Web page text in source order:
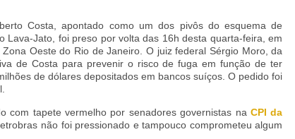
Costa, apontado como um dos pivôs do esquema de
Jato, foi preso por volta das 16h desta quarta-feira, em
Oeste do Rio de Janeiro. O juiz federal Sérgio Moro, da
de Costa para prevenir o risco de fuga em função de ter
de dólares depositados em bancos suíços. O pedido foi
com tapete vermelho por senadores governistas na CPI da
não foi pressionado e tampouco comprometeu algum